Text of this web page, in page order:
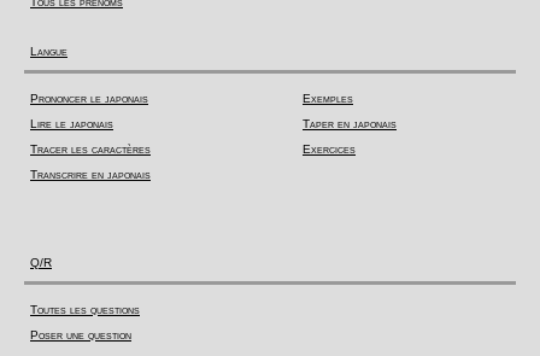
Langue
Prononcer le japonais
Lire le japonais
Tracer les caractères
Transcrire en japonais
Exemples
Taper en japonais
Exercices
Q/R
Toutes les questions
Poser une question